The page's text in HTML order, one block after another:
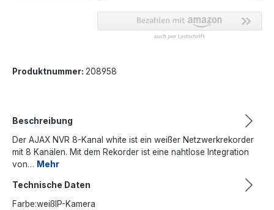
Produktnummer: 208958
Beschreibung
Der AJAX NVR 8-Kanal white ist ein weißer Netzwerkrekorder
mit 8 Kanälen. Mit dem Rekorder ist eine nahtlose Integration
von… Mehr
Technische Daten
Farbe:weißIP-Kamera